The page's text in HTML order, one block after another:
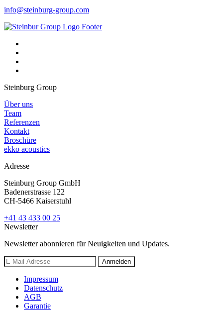
info@steinburg-group.com
Steinburg Group
Über uns
Team
Referenzen
Kontakt
Broschüre
ekko acoustics
Adresse
Steinburg Group GmbH
Badenerstrasse 122
CH-5466 Kaiserstuhl
+41 43 433 00 25
Newsletter
Newsletter abonnieren für Neuigkeiten und Updates.
Anmelden
Impressum
Datenschutz
AGB
Garantie